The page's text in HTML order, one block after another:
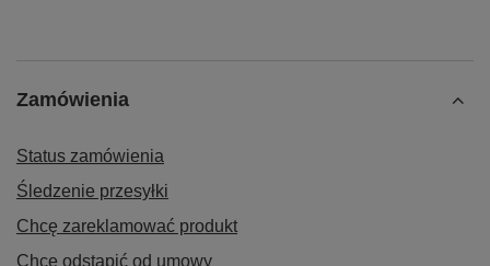
Zamówienia
Status zamówienia
Śledzenie przesyłki
Chcę zareklamować produkt
Chcę odstąpić od umowy